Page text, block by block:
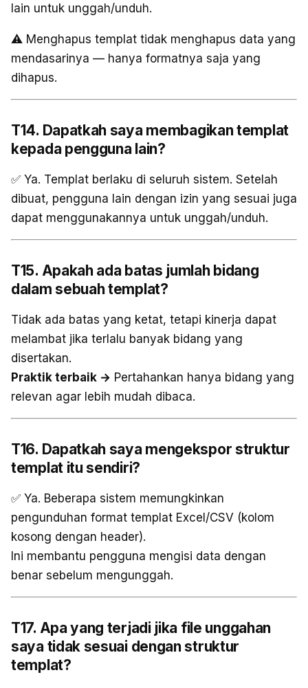
lain untuk unggah/unduh.
⚠️ Menghapus templat tidak menghapus data yang
mendasarinya — hanya formatnya saja yang
dihapus.
T14. Dapatkah saya membagikan templat
kepada pengguna lain?
✅ Ya. Templat berlaku di seluruh sistem. Setelah
dibuat, pengguna lain dengan izin yang sesuai juga
dapat menggunakannya untuk unggah/unduh.
T15. Apakah ada batas jumlah bidang
dalam sebuah templat?
Tidak ada batas yang ketat, tetapi kinerja dapat
melambat jika terlalu banyak bidang yang
disertakan.
Praktik terbaik → Pertahankan hanya bidang yang
relevan agar lebih mudah dibaca.
T16. Dapatkah saya mengekspor struktur
templat itu sendiri?
✅ Ya. Beberapa sistem memungkinkan
pengunduhan format templat Excel/CSV (kolom
kosong dengan header).
Ini membantu pengguna mengisi data dengan
benar sebelum mengunggah.
T17. Apa yang terjadi jika file unggahan
saya tidak sesuai dengan struktur
templat?